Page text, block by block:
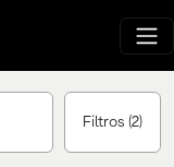
Filtros (2)